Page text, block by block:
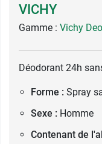
VICHY
Gamme : Vichy
Déodorant 24h
Forme : Spray
Sexe : Homme
Contenant de